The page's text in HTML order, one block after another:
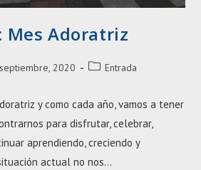
Mes Adoratriz
2020
Categoría
entrada:
Entrada
y como cada año, vamos a tener
para disfrutar, celebrar,
aprendiendo, creciendo y
actual no nos…